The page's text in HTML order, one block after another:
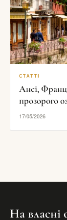
СТАТТІ
Ансі,
прозорого
17/05/2026
На власні